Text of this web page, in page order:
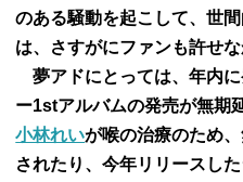
のある騒動を起こして、世
は、さすがにファンも許せ
夢アドにとっては、年内
ー1stアルバムの発売が無期
小林れいが喉の治療のため
されたり、今年リリースし